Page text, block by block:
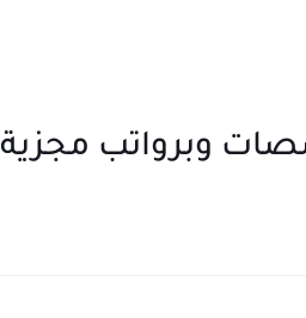
وبرواتب مجزية